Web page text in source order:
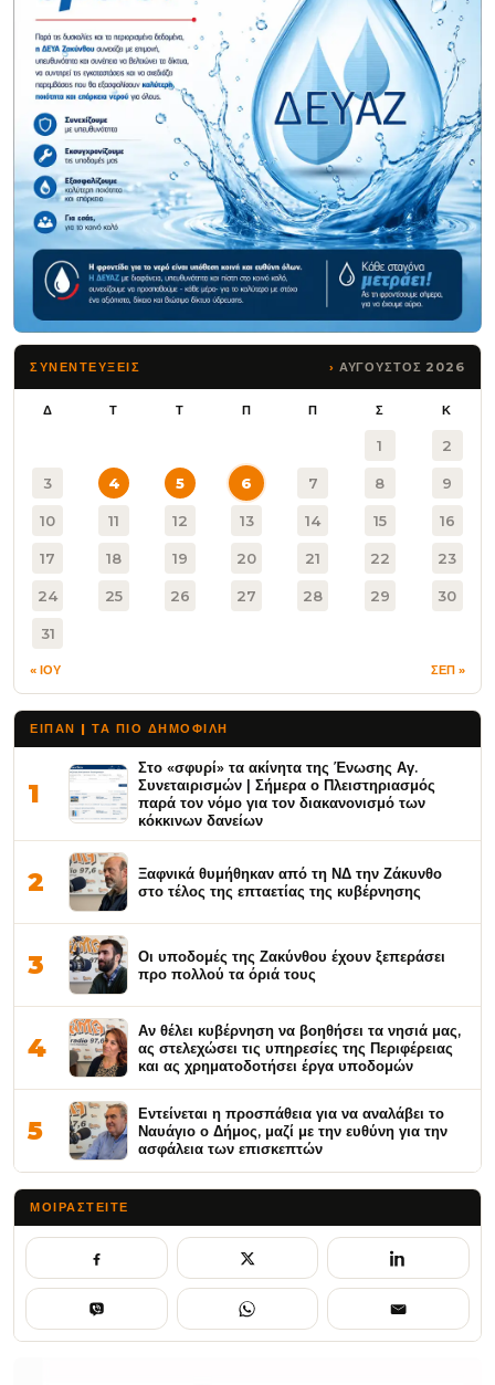
ΣΥΝΕΝΤΕΥΞΕΙΣ ΑΥΓΟΥΣΤΟΣ 2026
Δ Τ Τ Π Π Σ Κ
1 2
3 4 5 6 7 8 9
10 11 12 13 14 15 16
17 18 19 20 21 22 23
24 25 26 27 28 29 30
31
« ΙΟΥ ΣΕΠ »
ΕΙΠΑΝ | ΤΑ ΠΙΟ ΔΗΜΟΦΙΛΉ
1
Στο «σφυρί» τα ακίνητα της Ένωσης Αγ.
Συνεταιρισμών | Σήμερα ο Πλειστηριασμός
παρά τον νόμο για τον διακανονισμό των
κόκκινων δανείων
2
Ξαφνικά θυμήθηκαν από τη ΝΔ την Ζάκυνθο
στο τέλος της επταετίας της κυβέρνησης
3
Οι υποδομές της Ζακύνθου έχουν ξεπεράσει
προ πολλού τα όριά τους
4
Αν θέλει κυβέρνηση να βοηθήσει τα νησιά μας,
ας στελεχώσει τις υπηρεσίες της Περιφέρειας
και ας χρηματοδοτήσει έργα υποδομών
5
Εντείνεται η προσπάθεια για να αναλάβει το
Ναυάγιο ο Δήμος, μαζί με την ευθύνη για την
ασφάλεια των επισκεπτών
ΜΟΙΡΑΣΤΕΊΤΕ